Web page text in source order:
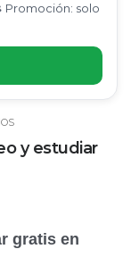
Promoción: solo
y estudiar
gratis en